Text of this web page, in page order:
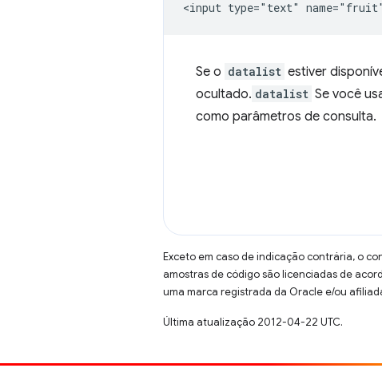
Se o datalist estiver
ocultado. datalist Se você
como parâmetros de consulta.
Exceto em caso de indicação contrária, o
amostras de código são licenciadas de
uma marca registrada da Oracle e/ou
Última atualização 2012-04-22 UTC.